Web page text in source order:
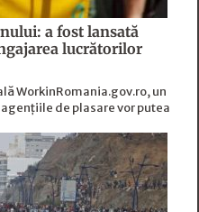
a fost lansată
lucrătorilor
WorkinRomania.gov.ro, un
de plasare vor putea